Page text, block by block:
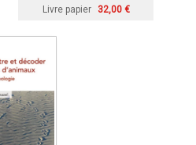
Livre papier 32,00 €